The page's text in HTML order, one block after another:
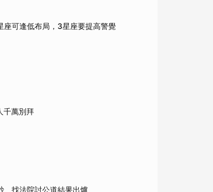
座可逢低布局，3星座要提高警覺
千萬別拜
找法院討公道結果出爐